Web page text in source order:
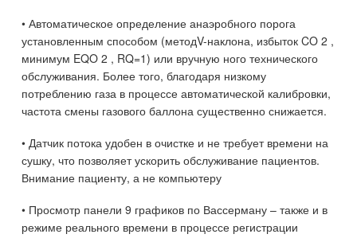
• Автоматическое определение анаэробного порога
установленным способом (методV-наклона, избыток CO 2 ,
минимум EQO 2 , RQ=1) или вручную ного технического
обслуживания. Более того, благодаря низкому
потреблению газа в процессе автоматической калибровки,
частота смены газового баллона существенно снижается.
• Датчик потока удобен в очистке и не требует времени на
сушку, что позволяет ускорить обслуживание пациентов.
Внимание пациенту, а не компьютеру
• Просмотр панели 9 графиков по Вассерману – также и в
режиме реального времени в процессе регистрации